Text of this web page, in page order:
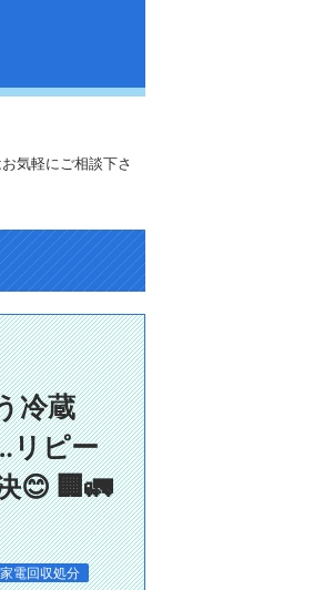
気軽にご相談下さ
冷蔵
リピー
😊 🏢🚛
家電回収処分